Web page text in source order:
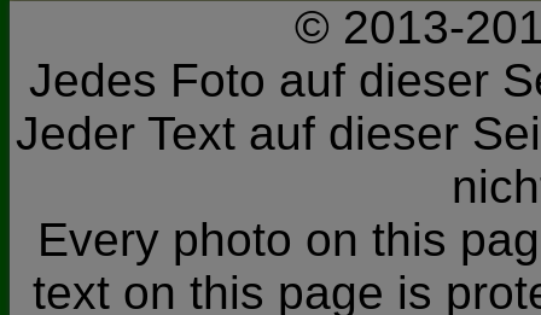
© 2013-
Jedes Foto auf dieser
Jeder Text auf dieser
Every photo on this
text on this page is